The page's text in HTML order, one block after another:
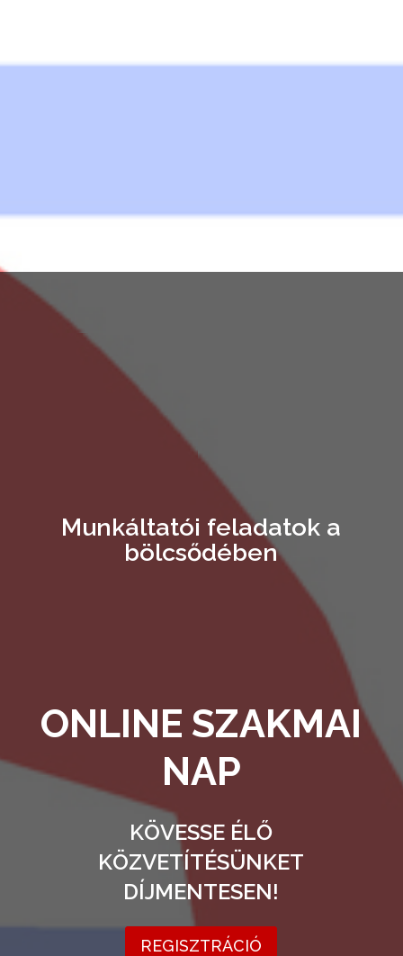
Munkáltatói feladatok a
bölcsődében
ONLINE SZAKMAI
NAP
KÖVESSE ÉLŐ
KÖZVETÍTÉSÜNKET
DÍJMENTESEN!
REGISZTRÁCIÓ